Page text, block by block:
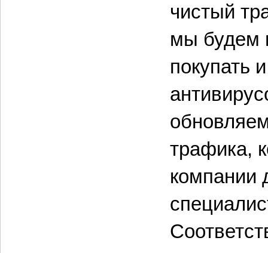
чистый
мы будем
покупать
трафика,
компании